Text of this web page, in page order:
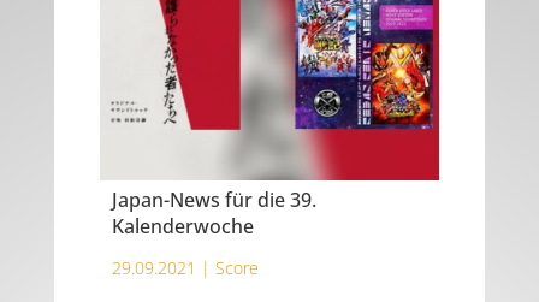
Japan-News für die 39.
Kalenderwoche
29.09.2021 | Score